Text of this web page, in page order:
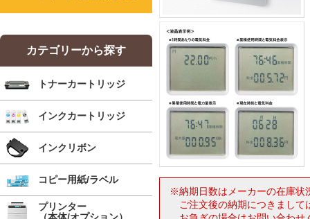
※納期日数はメーカーの在庫状
ご注文後の納期につきまし
カテゴリーから探す
トナーカートリッジ
インクカートリッジ
インクリボン
コピー用紙/ラベル
プリンター
（本体/オプション）